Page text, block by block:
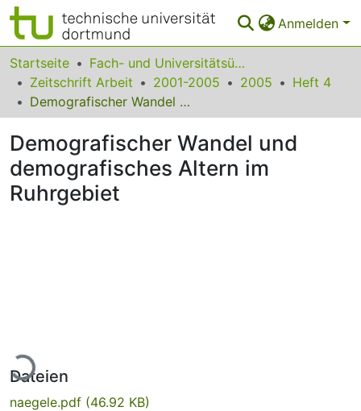
Anmelden
Bereiche & Sammlungen
Das gesamte Repositorium
FAQ
Leitlinien
Startseite
Fach- und Universitätsübergreifendes
Zeitschrift Arbeit
2001-2005 2005
Heft 4
Demografischer Wandel und demografisches Altern im Ruhrgebiet
Demografischer Wandel und
demografisches Altern im
Ruhrgebiet
Lade...
Dateien
naegele.pdf (46.92 KB)